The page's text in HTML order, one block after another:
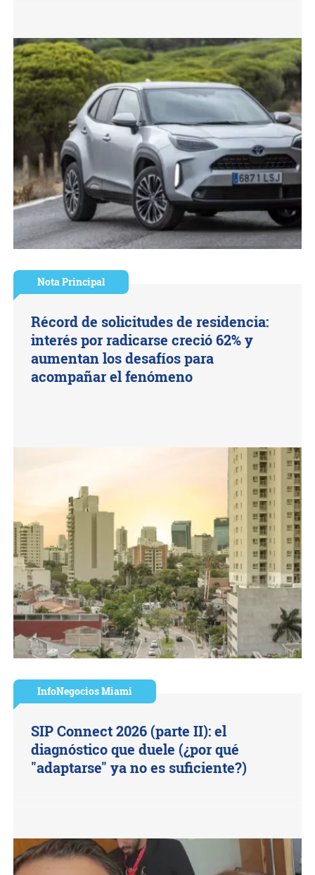
Nota Principal
Récord de solicitudes de residencia:
interés por radicarse creció 62% y
aumentan los desafíos para
acompañar el fenómeno
InfoNegocios Miami
SIP Connect 2026 (parte II): el
diagnóstico que duele (¿por qué
"adaptarse" ya no es suficiente?)